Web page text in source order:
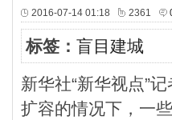
2016-07-14 01:18 2361
标签： 盲目建城
新华社“新华视点”
扩容的情况下，一